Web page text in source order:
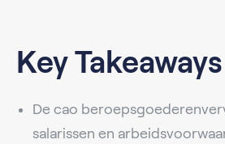
Key Takeaways
De cao
salarissen en